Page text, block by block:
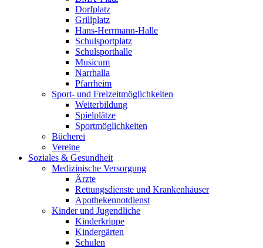
Dorfplatz
Grillplatz
Hans-Herrmann-Halle
Schulsportplatz
Schulsporthalle
Musicum
Narrhalla
Pfarrheim
Sport- und Freizeitmöglichkeiten
Weiterbildung
Spielplätze
Sportmöglichkeiten
Bücherei
Vereine
Soziales & Gesundheit
Medizinische Versorgung
Ärzte
Rettungsdienste und Krankenhäuser
Apothekennotdienst
Kinder und Jugendliche
Kinderkrippe
Kindergärten
Schulen